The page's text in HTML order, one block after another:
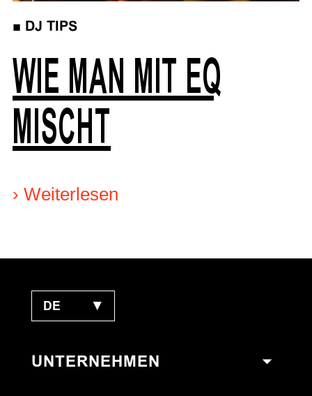
■ DJ TIPS
WIE MAN MIT EQ
MISCHT
› Weiterlesen
DE ▼
UNTERNEHMEN